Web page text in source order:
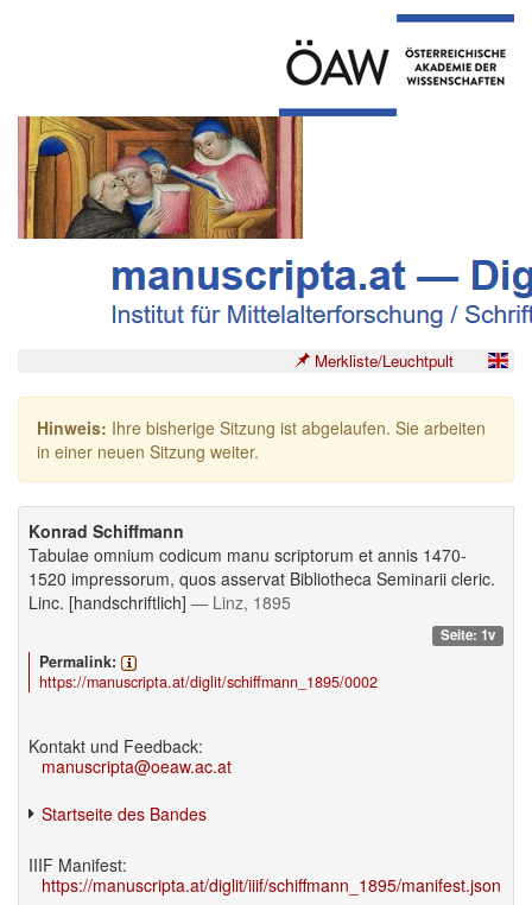
Merkliste/Leuchtpult
Hinweis: Ihre bisherige Sitzung ist abgelaufen. Sie arbeiten
in einer neuen Sitzung weiter.
Konrad Schiffmann
Tabulae omnium codicum manu scriptorum et annis 1470-
1520 impressorum, quos asservat Bibliotheca Seminarii cleric.
Linc. [handschriftlich] — Linz, 1895
Seite: 1v
Permalink:
https://manuscripta.at/diglit/schiffmann_1895/0002
Kontakt und Feedback:
manuscripta@oeaw.ac.at
Startseite des Bandes
IIIF Manifest:
https://manuscripta.at/diglit/iiif/schiffmann_1895/manifest.json